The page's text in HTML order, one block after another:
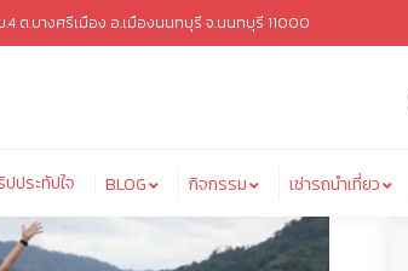
.4 ต.บางศรีเมือง อ.เมืองนนทบุรี จ.นนทบุรี 11000
ประทัปใจ BLOG กิจกรรม เช่ารถนำเที่ยว
พทริปประทัปใจ BLOG กิจกรรม เช่ารถนำเที่